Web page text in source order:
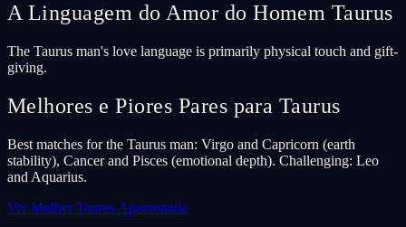
A Linguagem do Amor do Homem Taurus
The Taurus man's love language is primarily physical touch and gift-
giving.
Melhores e Piores Pares para Taurus
Best matches for the Taurus man: Virgo and Capricorn (earth
stability), Cancer and Pisces (emotional depth). Challenging: Leo
and Aquarius.
Ver Mulher Taurus Apaixonada